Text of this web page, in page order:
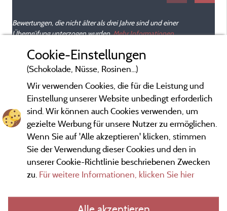
Bewertungen, die nicht älter als drei Jahre sind und einer
Überprüfung unterzogen wurden.Mehr Informationen
Cookie-Einstellungen
(Schokolade, Nüsse, Rosinen...)
Wir verwenden Cookies, die für die Leistung und
Einstellung unserer Website unbedingt erforderlich
sind. Wir können auch Cookies verwenden, um
gezielte Werbung für unsere Nutzer zu ermöglichen.
Wenn Sie auf 'Alle akzeptieren' klicken, stimmen
Sie der Verwendung dieser Cookies und den in
unserer Cookie-Richtlinie beschriebenen Zwecken
zu. Für weitere Informationen, klicken Sie hier